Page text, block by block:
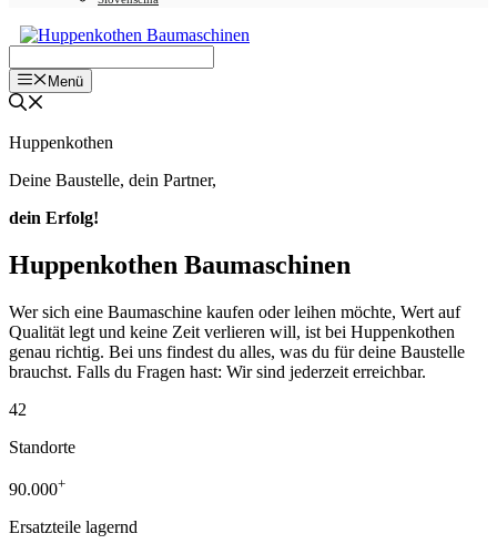
Menü
Huppenkothen
Deine Baustelle, dein Partner,
dein Erfolg!
Huppenkothen Baumaschinen
Wer sich eine Baumaschine kaufen oder leihen möchte, Wert auf
Qualität legt und keine Zeit verlieren will, ist bei Huppenkothen
genau richtig. Bei uns findest du alles, was du für deine Baustelle
brauchst. Falls du Fragen hast: Wir sind jederzeit erreichbar.
42
Standorte
90.000+
Ersatzteile lagernd